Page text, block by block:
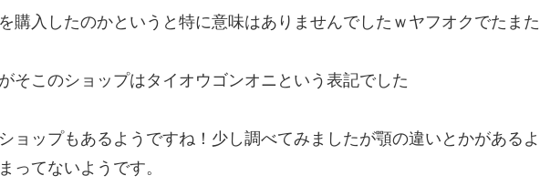
購入したのかというと特に意味はありませんでしたｗヤフオクでたまた
そこのショップはタイオウゴンオニという表記でした
ョップもあるようですね！少し調べてみましたが顎の違いとかがあるよ
ってないようです。